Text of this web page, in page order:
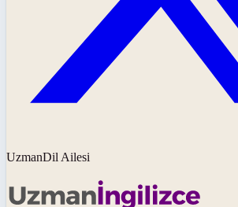
UzmanDil Ailesi